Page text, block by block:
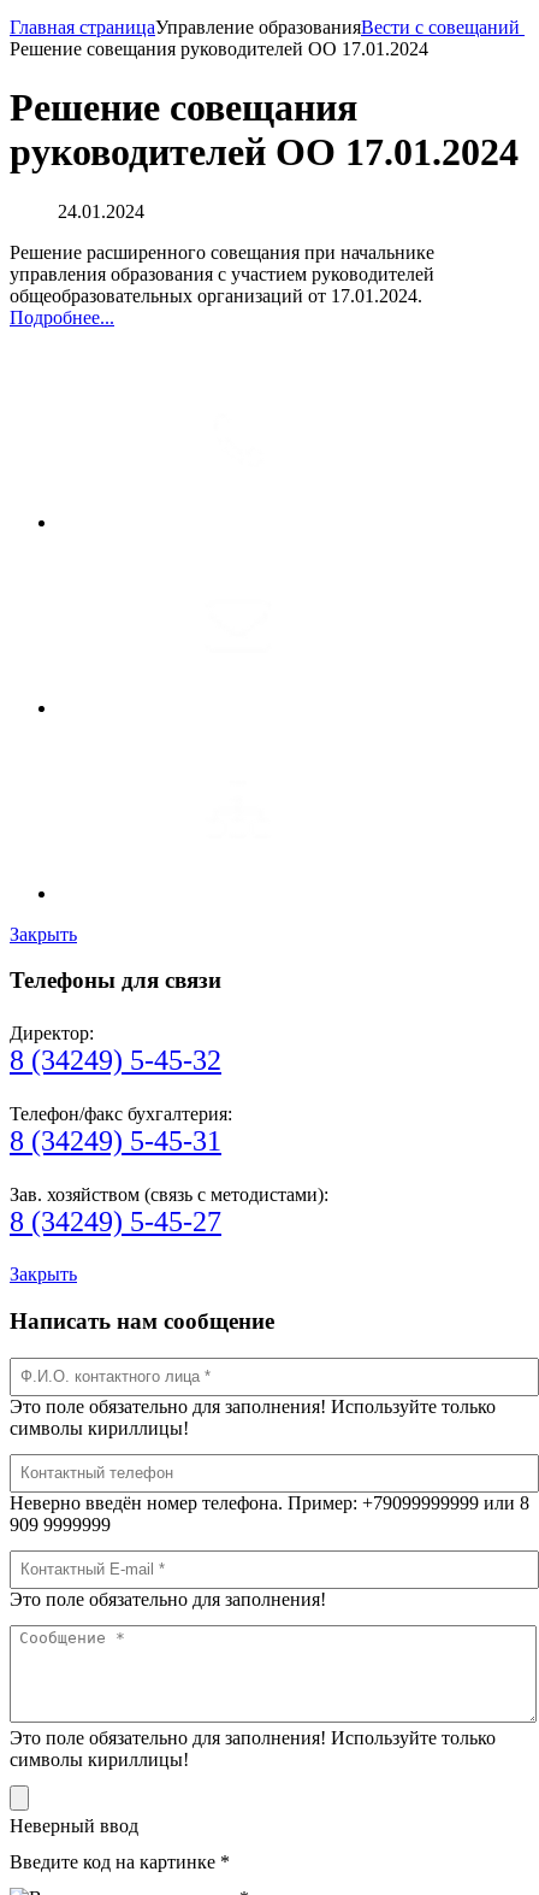
Главная страницаУправление образованияВести с совещаний
Решение совещания руководителей ОО 17.01.2024
Решение совещания
руководителей ОО 17.01.2024
24.01.2024
Решение расширенного совещания при начальнике
управления образования с участием руководителей
общеобразовательных организаций от 17.01.2024.
Подробнее...
Закрыть
Телефоны для связи
Директор:
8 (34249) 5-45-32
Телефон/факс бухгалтерия:
8 (34249) 5-45-31
Зав. хозяйством (связь с методистами):
8 (34249) 5-45-27
Закрыть
Написать нам сообщение
Это поле обязательно для заполнения! Используйте только
символы кириллицы!
Неверно введён номер телефона. Пример: +79099999999 или 8
909 9999999
Это поле обязательно для заполнения!
Это поле обязательно для заполнения! Используйте только
символы кириллицы!
Неверный ввод
Введите код на картинке *